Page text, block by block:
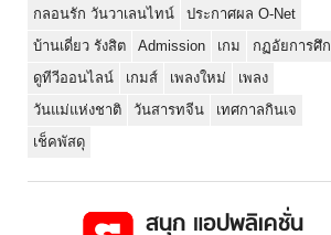
กลอนรัก วันวาเลนไทน์
ประกาศผล O-Net
บ้านเดี่ยว รังสิต
Admission เกม
กฏอัยการศึก
ดูทีวีออนไลน์
เกมส์ เพลงใหม่
เพลง
วันแม่แห่งชาติ
วันสารทจีน
เทศกาลกินเจ
เช็คพัสดุ
สนุก แอปพลิเคชั่น